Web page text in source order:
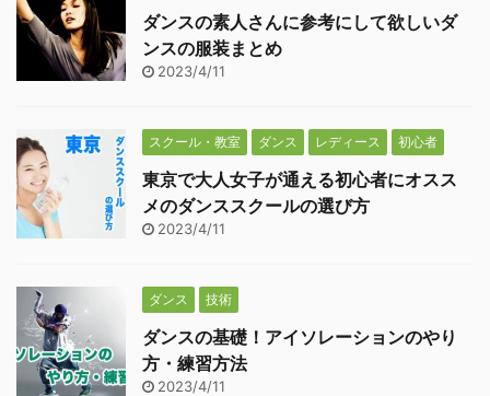
ダンスの素人さんに参考にして欲しいダ
ンスの服装まとめ
2023/4/11
スクール・教室 ダンス レディース 初心者
東京で大人女子が通える初心者にオスス
メのダンススクールの選び方
2023/4/11
ダンス 技術
ダンスの基礎！アイソレーションのやり
方・練習方法
2023/4/11